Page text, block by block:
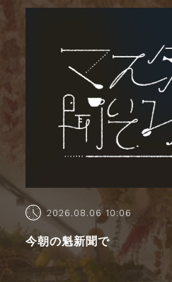
2026.08.06 10:06
今朝の魁新聞で